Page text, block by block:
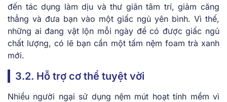
đến tác dụng làm dịu và thư giãn tâm trí, giảm căng
thẳng và đưa bạn vào một giấc ngủ yên bình. Vì thế,
những ai đang vật lộn mỗi ngày để có được giấc ngủ
chất lượng, có lẽ bạn cần một tấm nệm foam trà xanh
mới.
3.2. Hỗ trợ cơ thể tuyệt vời
Nhiều người ngại sử dụng nệm mút hoạt tính mềm vì